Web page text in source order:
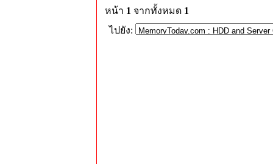
หน้า 1 จากทั้งหมด 1
ไปยัง: